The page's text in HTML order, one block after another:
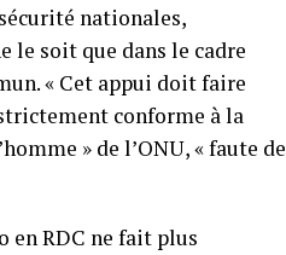
nationales,
le soit que dans le cadre
« Cet appui doit faire
conforme à la
» de l’ONU, « faute de
en RDC ne fait plus